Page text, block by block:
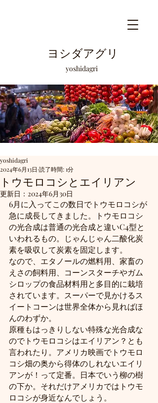
ヨシダアグリ
​yoshidagri
トウモロコシとエイリアン
yoshidagri
2024年6月13日 読了時間: 1分
更新日： 2024年6月30日
6月に入ってこの数日でトウモロコシが
急に成長してきました。トウモロコシ
の光合成は普通の光合成と違いC4型と
いわれるもの。じゃんじゃん二酸化炭
素を吸収して炭素を固定します。
なので、エタノールの燃料用、家畜の
えさの飼料用、コーンスターチやガム
シロップの食品材料用と多目的に栽培
されています。スーパーで見かけるス
イートコーンは世界全体から見ればほ
んのわずか。
原種もはっきりしない特殊な光合成な
のでトウモロコシはエイリアン？とも
言われたり。アメリカ映画でトウモロ
コシ畑の奥から得体のしれないエイリ
アンが！って定番。日本でいう柳の樹
の下か。それだけアメリカではトウモ
ロコシが身近なんでしょう。